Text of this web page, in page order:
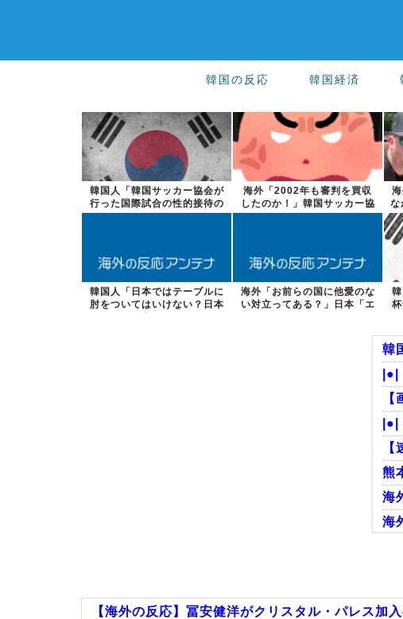
韓国の反応 韓国経済
韓国人「韓国サッカー協会が
行った国際試合の性的接待の
全容がこちら...
海外「2002年も審判を買収
したのか！」韓国サッカー協
会による国...
な
韓国人「日本ではテーブルに
肘をついてはいけない？日本
海外「お前らの国に他愛のな
い対立ってある？」日本「エ
韓
熊
海
海
韓
【海外の反応】冨安健洋がクリスタル・パレス加